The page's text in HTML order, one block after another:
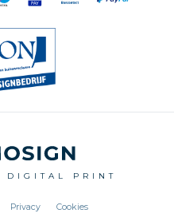
DIGITAL PRINT
Privacy Cookies